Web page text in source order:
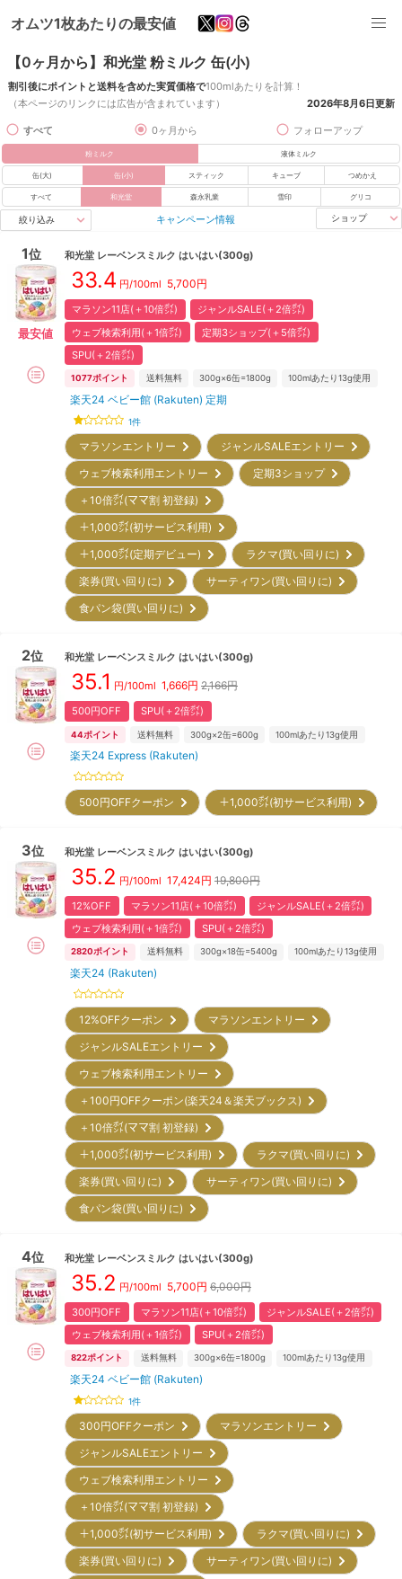
オムツ1枚あたりの最安値
【0ヶ月から】和光堂 粉ミルク 缶(小)
割引後にポイントと送料を含めた実質価格で100mlあたりを計算！
（本ページのリンクには広告が含まれています）
2026年8月6日更新
すべて 0ヶ月から フォローアップ
粉ミルク 液体ミルク
缶(大) 缶(小) スティック キューブ つめかえ
すべて 和光堂 森永乳業 雪印 グリコ
絞り込み キャンペーン情報 ショップ
1位
最安値
和光堂 レーベンスミルク はいはい(300g)
33.4 円/100ml 5,700円
マラソン11店(＋10倍㌽)
ジャンルSALE(＋2倍㌽)
ウェブ検索利用(＋1倍㌽)
定期3ショップ(＋5倍㌽)
SPU(＋2倍㌽)
1077ポイント 送料無料 300g×6缶=1800g 100mlあたり13g使用
楽天24 ベビー館 (Rakuten) 定期
1件
マラソンエントリー
ジャンルSALEエントリー
ウェブ検索利用エントリー
定期3ショップ
＋10倍㌽(ママ割 初登録)
＋1,000㌽(初サービス利用)
＋1,000㌽(定期デビュー)
ラクマ(買い回りに)
楽券(買い回りに)
サーティワン(買い回りに)
食パン袋(買い回りに)
2位 和光堂 レーベンスミルク はいはい(300g)
35.1 円/100ml 1,666円 2,166円
500円OFF SPU(＋2倍㌽)
44ポイント 送料無料 300g×2缶=600g 100mlあたり13g使用
楽天24 Express (Rakuten)
500円OFFクーポン ＋1,000㌽(初サービス利用)
3位 和光堂 レーベンスミルク はいはい(300g)
35.2 円/100ml 17,424円 19,800円
12%OFF マラソン11店(＋10倍㌽)
ジャンルSALE(＋2倍㌽)
ウェブ検索利用(＋1倍㌽)
SPU(＋2倍㌽)
2820ポイント 送料無料 300g×18缶=5400g 100mlあたり13g使用
楽天24 (Rakuten)
12%OFFクーポン
マラソンエントリー
ジャンルSALEエントリー
ウェブ検索利用エントリー
＋100円OFFクーポン(楽天24＆楽天ブックス)
＋10倍㌽(ママ割 初登録)
＋1,000㌽(初サービス利用)
ラクマ(買い回りに)
楽券(買い回りに)
サーティワン(買い回りに)
食パン袋(買い回りに)
4位 和光堂 レーベンスミルク はいはい(300g)
35.2 円/100ml 5,700円 6,000円
300円OFF マラソン11店(＋10倍㌽)
ジャンルSALE(＋2倍㌽)
ウェブ検索利用(＋1倍㌽)
SPU(＋2倍㌽)
822ポイント 送料無料 300g×6缶=1800g 100mlあたり13g使用
楽天24 ベビー館 (Rakuten)
1件
300円OFFクーポン
マラソンエントリー
ジャンルSALEエントリー
ウェブ検索利用エントリー
＋10倍㌽(ママ割 初登録)
＋1,000㌽(初サービス利用)
ラクマ(買い回りに)
楽券(買い回りに)
サーティワン(買い回りに)